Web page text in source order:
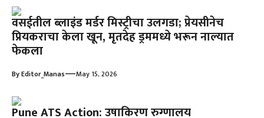
वसईतील ब्लाइंड मर्डर मिस्ट्रीचा उलगडा; प्रेयसीनेच
प्रियकराचा केला खून, मृतदेह ड्रममध्ये भरून नाल्यात
फेकला
ByEditor_Manas—May 15, 2026
Pune ATS Action: उषाकिरण रुग्णालय